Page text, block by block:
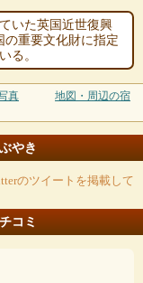
いた英国近世復興
の重要文化財に指定
る。
真 地図・周辺の宿
やき
のツイートを掲載して
コミ